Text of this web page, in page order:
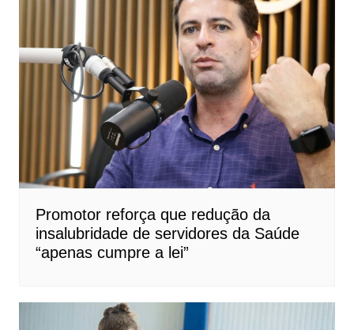
Promotor reforça que redução da
insalubridade de servidores da Saúde
“apenas cumpre a lei”